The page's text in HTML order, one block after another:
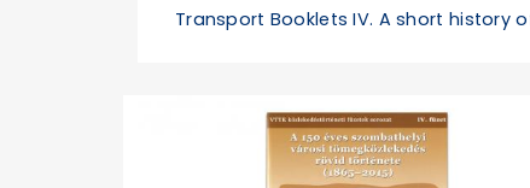
Transport Booklets IV. A short history